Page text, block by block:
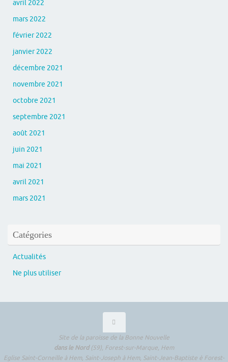
avril 2022
mars 2022
février 2022
janvier 2022
décembre 2021
novembre 2021
octobre 2021
septembre 2021
août 2021
juin 2021
mai 2021
avril 2021
mars 2021
Catégories
Actualités
Ne plus utiliser
Site de la paroisse de la Bonne Nouvelle
dans le Nord(59), Forest-sur-Marque, Hem
Eglise Saint-Corneille à Hem, Saint-Joseph à Hem, Saint-Jean-Baptiste è Forest-